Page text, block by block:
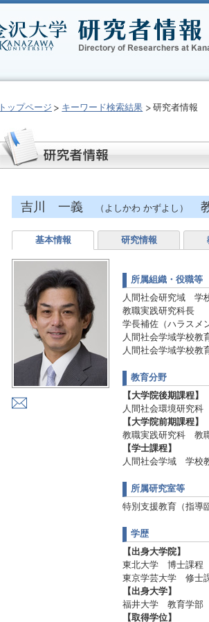
トップページ キーワード検索結果 研究者情報
吉川 一義 （よしかわ かずよし）
基本情報 研究情報
所属組織・役職等
人間社会研究域 学
教職実践研究科長
学長補佐（ハラスメ
人間社会学域学校教
人間社会学域学校教
教育分野
【大学院後期課程】
人間社会環境研究
【大学院前期課程】
教職実践研究科 教
【学士課程】
人間社会学域 学校
所属研究室等
特別支援教育（指
学歴
【出身大学院】
東北大学 博士課程
東京学芸大学 修士
【出身大学】
福井大学 教育学
【取得学位】